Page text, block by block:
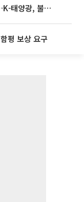
美 ‘232조 하이브리드 제재’ 임박…K-태양광, 불확실성 털고 날개 다나
평 보상 요구